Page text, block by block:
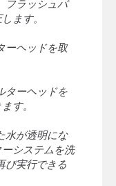
フラッシュバ
ます。
ーヘッドを取
ターヘッドを
す。
水が透明にな
システムを洗
び実行できる